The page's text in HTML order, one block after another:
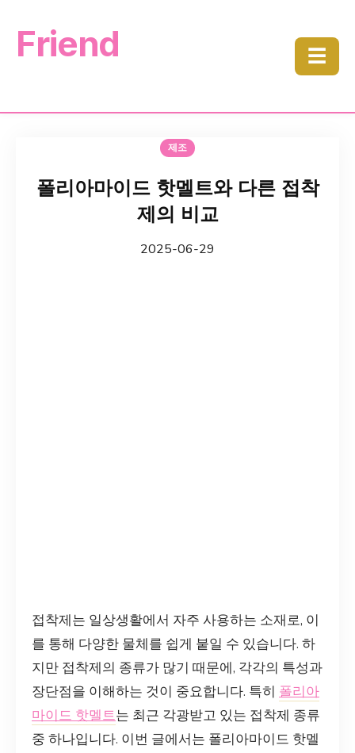
Friend ☰
제조
폴리아마이드 핫멜트와 다른 접착
제의 비교
2025-06-29
접착제는 일상생활에서 자주 사용하는 소재로, 이
를 통해 다양한 물체를 쉽게 붙일 수 있습니다. 하
지만 접착제의 종류가 많기 때문에, 각각의 특성과
장단점을 이해하는 것이 중요합니다. 특히 폴리아
마이드 핫멜트는 최근 각광받고 있는 접착제 종류
중 하나입니다. 이번 글에서는 폴리아마이드 핫멜